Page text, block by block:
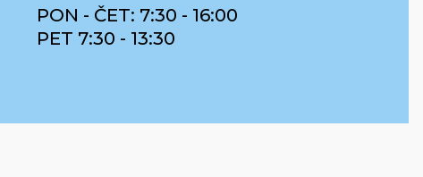
PON - ČET: 7:30 - 16:00
PET 7:30 - 13:30